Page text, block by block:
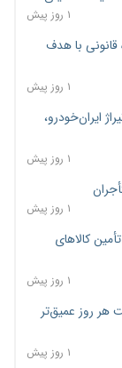
۱ روز پیش
با هدف
۱ روز پیش
افت ۲۵ درصدی تیراژ ایران‌خودرو،
۱ روز پیش
۱ روز پیش
کالاهای
۱ روز پیش
هر روز عمیق‌تر
۱ روز پیش